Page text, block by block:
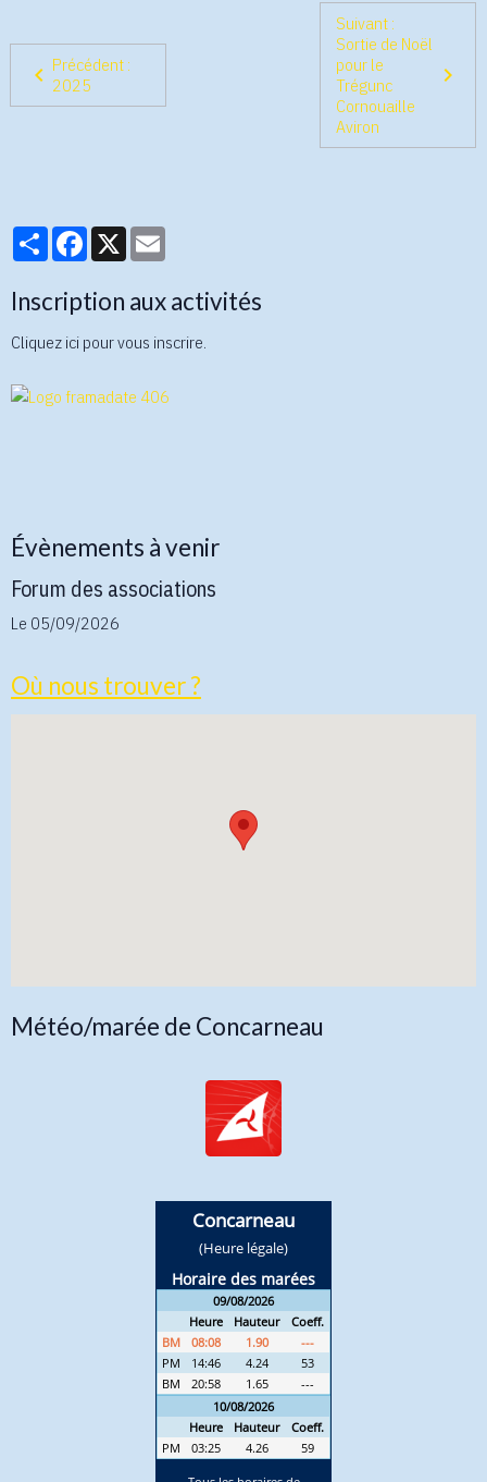
Précédent :
2025
Suivant :
Sortie de Noël
pour le
Trégunc
Cornouaille
Aviron
PartagerFacebook
X
Inscription aux activités
Cliquez ici pour vous inscrire.
Évènements à venir
Forum des associations
Le 05/09/2026
Où nous trouver ?
Météo/marée de Concarneau